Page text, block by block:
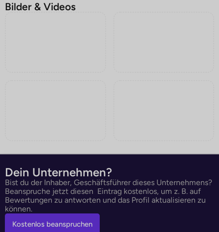
Bilder & Videos
Dein Unternehmen?
Bist du der Inhaber, Geschäftsführer dieses Unternehmens?
Beanspruche jetzt diesen Eintrag kostenlos, um z. B. auf
Bewertungen zu antworten und das Profil aktualisieren zu
können.
Kostenlos beanspruchen